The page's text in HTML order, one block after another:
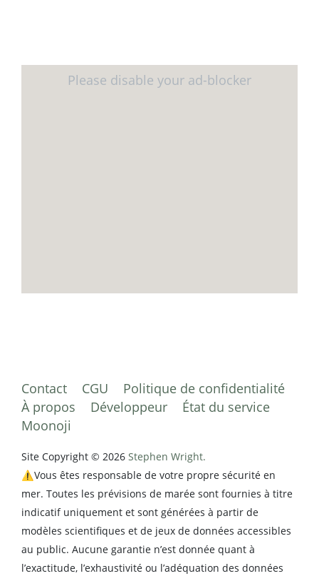
Contact CGU
Politique de confidentialité
À propos
Développeur
État du service
Moonoji
Site Copyright © 2026 Stephen Wright.
⚠️Vous êtes responsable de votre propre sécurité en
mer. Toutes les prévisions de marée sont fournies à titre
indicatif uniquement et sont générées à partir de
modèles scientifiques et de jeux de données accessibles
au public. Aucune garantie n’est donnée quant à
l’exactitude, l’exhaustivité ou l’adéquation des données